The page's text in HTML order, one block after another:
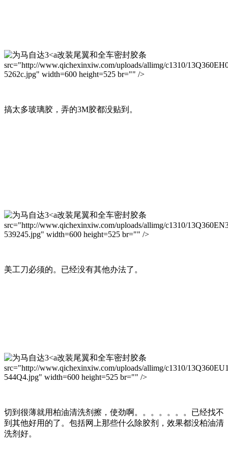
改装尾翼和全车密封胶条
src="http://www.qichexinxiw.com/uploads/allimg/c1310/
5262c.jpg" width=600 height=525 br="" />
搞太多玻璃胶，弄的3M胶都没贴到。
改装尾翼和全车密封胶条
src="http://www.qichexinxiw.com/uploads/allimg/c1310/
539245.jpg" width=600 height=525 br="" />
美工刀必须的。已经没有其他办法了。
改装尾翼和全车密封胶条
src="http://www.qichexinxiw.com/uploads/allimg/c1310/
544Q4.jpg" width=600 height=525 br="" />
切到很薄就用柏油清洗剂擦，使劲啊。。。。。。。已经找不
到其他好用的了。包括网上那些什么除胶剂，效果都没柏油清
洗剂好。